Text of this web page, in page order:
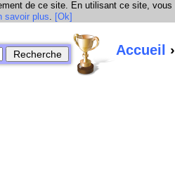
de ce site. En utilisant ce site, vous
savoir plus. [Ok]
Accueil